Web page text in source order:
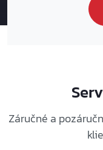
Záručné a